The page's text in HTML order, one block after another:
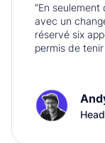
“En
avec un
réservé six
permis de